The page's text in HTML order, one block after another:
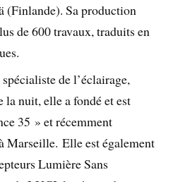
(Finlande). Sa production
de 600 travaux, traduits en
spécialiste de l’éclairage,
la nuit, elle a fondé et est
35 » et récemment
Marseille. Elle est également
Lumière Sans